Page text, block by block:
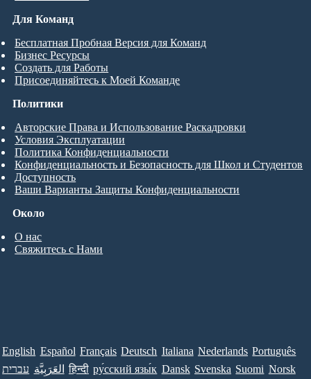
Для Команд
Бесплатная Пробная Версия для Команд
Бизнес Ресурсы
Создать для Работы
Присоединяйтесь к Моей Команде
Около
О нас
Свяжитесь с Нами
Политики
Авторские Права и Использование Раскадровки
Условия Эксплуатации
Политика Конфиденциальности
Конфиденциальность и Безопасность для Школ и Студентов
Доступность
Ваши Варианты Защиты Конфиденциальности
English Español Français Deutsch Italiana Nederlands Português
עברית العَرَبِيَّة हिन्दी ру́сский язы́к Dansk Svenska Suomi Norsk